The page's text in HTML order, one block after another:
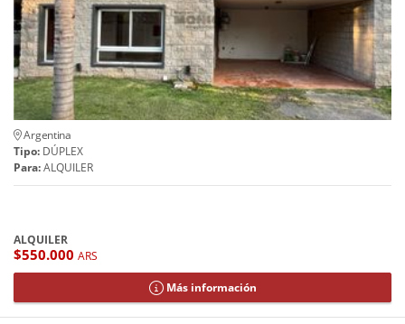
Argentina
Tipo: DÚPLEX
Para:ALQUILER
ALQUILER
$550.000 ARS
Más información